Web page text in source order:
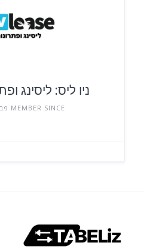
ניו ליס: ליסינג
MEMBER SINCE פברואר 6, 2025